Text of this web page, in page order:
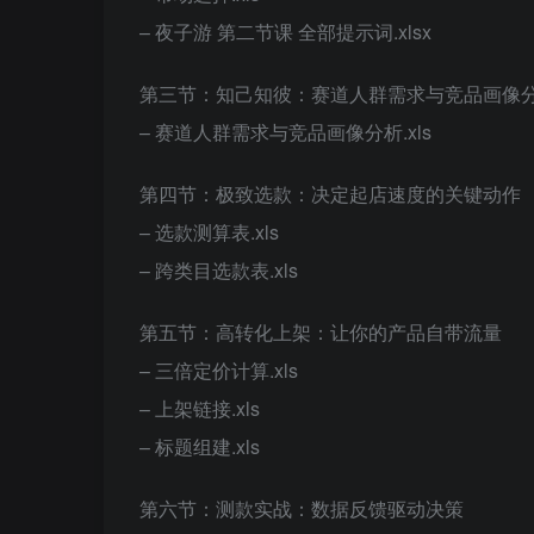
– 夜子游 第二节课 全部提示词.xlsx
第三节：知己知彼：赛道人群需求与竞品画像
– 赛道人群需求与竞品画像分析.xls
第四节：极致选款：决定起店速度的关键动作
– 选款测算表.xls
– 跨类目选款表.xls
第五节：高转化上架：让你的产品自带流量
– 三倍定价计算.xls
– 上架链接.xls
– 标题组建.xls
第六节：测款实战：数据反馈驱动决策